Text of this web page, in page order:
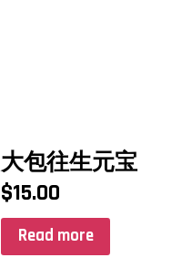
大包往生元宝
$15.00
Read more